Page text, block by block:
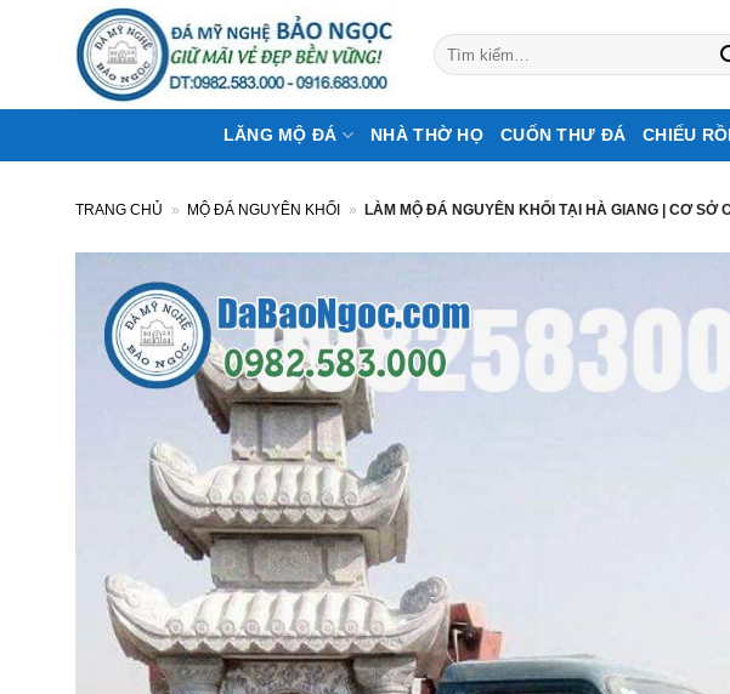
dung
Tìm
kiếm:
LĂNG MỘ ĐÁ NHÀ THỜ HỌ CUỐN THƯ ĐÁ CHIẾU
TRANG CHỦ » MỘ ĐÁ NGUYÊN KHỐI » LÀM MỘ ĐÁ NGUYÊN KHỐI TẠI HÀ GIANG | CƠ SỞ